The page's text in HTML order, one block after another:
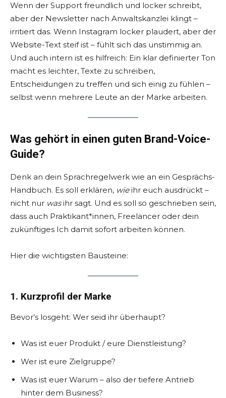
Wenn der Support freundlich und locker schreibt,
aber der Newsletter nach Anwaltskanzlei klingt –
irritiert das. Wenn Instagram locker plaudert, aber der
Website-Text steif ist – fühlt sich das unstimmig an.
Und auch intern ist es hilfreich: Ein klar definierter Ton
macht es leichter, Texte zu schreiben,
Entscheidungen zu treffen und sich einig zu fühlen –
selbst wenn mehrere Leute an der Marke arbeiten.
Was gehört in einen guten Brand-Voice-
Guide?
Denk an dein Sprachregelwerk wie an ein Gesprächs-
Handbuch. Es soll erklären, wieihr euch ausdrückt –
nicht nur wasihr sagt. Und es soll so geschrieben sein,
dass auch Praktikant*innen, Freelancer oder dein
zukünftiges Ich damit sofort arbeiten können.
Hier die wichtigsten Bausteine:
1. Kurzprofil der Marke
Bevor’s losgeht: Wer seid ihr überhaupt?
Was ist euer Produkt / eure Dienstleistung?
Wer ist eure Zielgruppe?
Was ist euer Warum – also der tiefere Antrieb
hinter dem Business?